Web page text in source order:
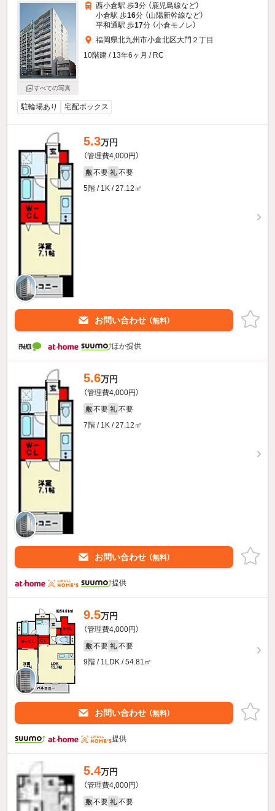
すべての写真
西小倉駅 歩3分 （鹿児島線など）
小倉駅 歩16分 （山陽新幹線など）
平和通駅 歩17分 （小倉モノレ）
福岡県北九州市小倉北区大門２丁目
10階建 / 13年6ヶ月 / RC
駐輪場あり 宅配ボックス
5.3万円
（管理費4,000円）
敷 不要 礼 不要
5階 / 1K / 27.12㎡
お問い合わせ （無料）
ほか提供
5.6万円
（管理費4,000円）
敷 不要 礼 不要
7階 / 1K / 27.12㎡
お問い合わせ （無料）
提供
9.5万円
（管理費4,000円）
敷 不要 礼 不要
9階 / 1LDK / 54.81㎡
お問い合わせ （無料）
提供
5.4万円
（管理費4,000円）
敷 不要 礼 不要